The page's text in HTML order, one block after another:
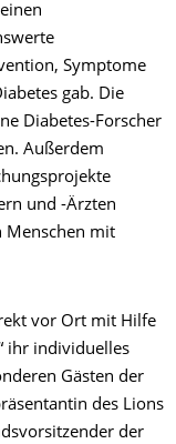
Symptome
gab. Die
Diabetes-Forscher
Außerdem
und -Ärzten
Menschen mit
vor Ort mit Hilfe
ihr individuelles
Gästen der
des Lions
der